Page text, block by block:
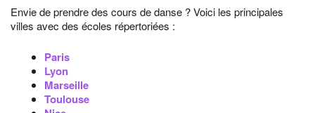
Envie de prendre des cours de danse ? Voici les principales
villes avec des écoles répertoriées :
Paris
Lyon
Marseille
Toulouse